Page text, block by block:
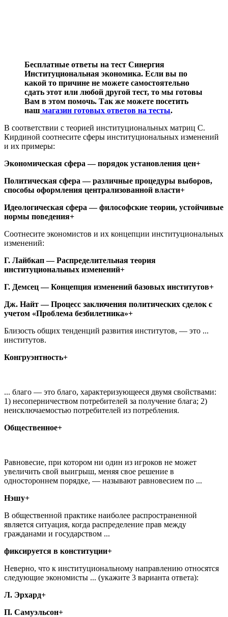
Бесплатные ответы на тест Синергия
Институциональная экономика. Если вы по
какой то причине не можете самостоятельно
сдать этот или любой другой тест, то мы готовы
Вам в этом помочь. Так же можете посетить
наш магазин готовых ответов на тесты.
В соответствии с теорией институциональных матриц С.
Кирдиной соотнесите сферы институциональных изменений
и их примеры:
Экономическая сфера — порядок установления цен+
Политическая сфера — различные процедуры выборов,
способы оформления централизованной власти+
Идеологическая сфера — философские теории, устойчивые
нормы поведения+
Соотнесите экономистов и их концепции институциональных
изменений:
Г. Лайбкап — Распределительная теория
институциональных изменений+
Г. Демсец — Концепция изменений базовых институтов+
Дж. Найт — Процесс заключения политических сделок с
учетом «Проблема безбилетника»+
Близость общих тенденций развития институтов, — это ...
институтов.
Конгруэнтность+
... благо — это благо, характеризующееся двумя свойствами:
1) несоперничеством потребителей за получение блага; 2)
неисключаемостью потребителей из потребления.
Общественное+
Равновесие, при котором ни один из игроков не может
увеличить свой выигрыш, меняя свое решение в
одностороннем порядке, — называют равновесием по ...
Нэшу+
В общественной практике наиболее распространенной
является ситуация, когда распределение прав между
гражданами и государством ...
фиксируется в конституции+
Неверно, что к институциональному направлению относятся
следующие экономисты ... (укажите 3 варианта ответа):
Л. Эрхард+
П. Самуэльсон+